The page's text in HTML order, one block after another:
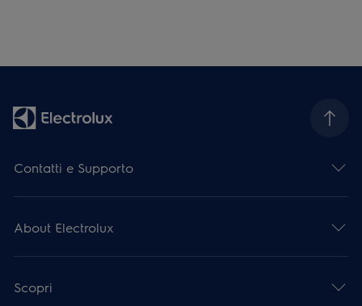
Contatti e Supporto
About Electrolux
Scopri